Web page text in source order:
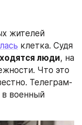
жителей
клетка. Судя
люди, на
Что это
Телеграм-
в военный